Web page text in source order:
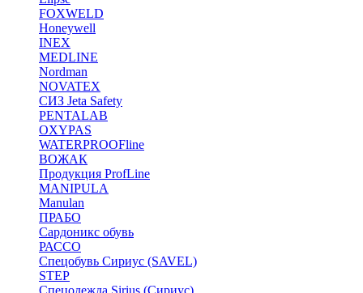
FOXWELD
Honeywell
INEX
MEDLINE
Nordman
NOVATEX
СИЗ Jeta Safety
PENTALAB
OXYPAS
WATERPROOFline
ВОЖАК
Продукция ProfLine
MANIPULA
Manulan
ПРАБО
Сардоникс обувь
РАССО
Спецобувь Сириус (SAVEL)
STEP
Спецодежда Sirius (Сириус)